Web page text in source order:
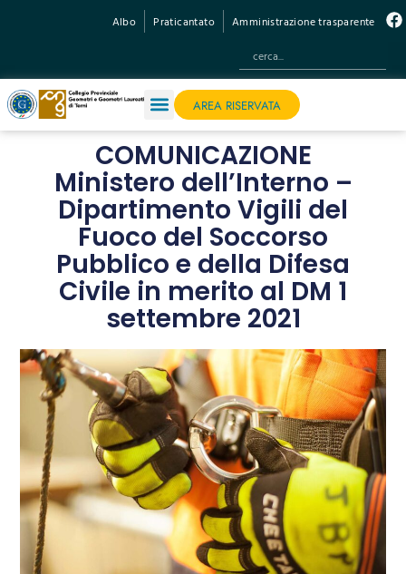
Albo Praticantato Amministrazione trasparente
AREA RISERVATA
COMUNICAZIONE
Ministero dell’Interno –
Dipartimento Vigili del
Fuoco del Soccorso
Pubblico e della Difesa
Civile in merito al DM 1
settembre 2021